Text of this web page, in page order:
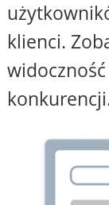
klienci.